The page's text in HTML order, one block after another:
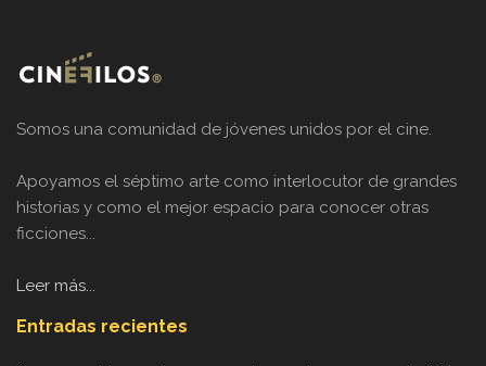
Somos una comunidad de jóvenes unidos por el cine.
Apoyamos el séptimo arte como interlocutor de grandes
historias y como el mejor espacio para conocer otras
ficciones...
Leer más...
Entradas recientes